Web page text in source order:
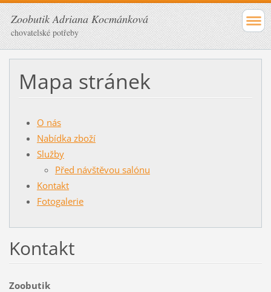
Zoobutik Adriana Kocmánková
chovatelské potřeby
Mapa stránek
O nás
Nabídka zboží
Služby
Před návštěvou salónu
Kontakt
Fotogalerie
Kontakt
Zoobutik